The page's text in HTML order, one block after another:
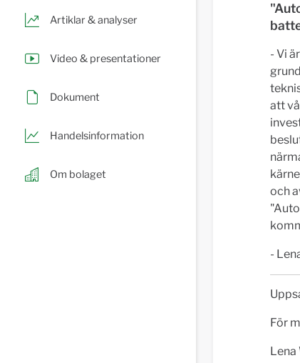
Artiklar & analyser
Video & presentationer
Dokument
Handelsinformation
Om bolaget
- Vi
att
och
-
För
Lena